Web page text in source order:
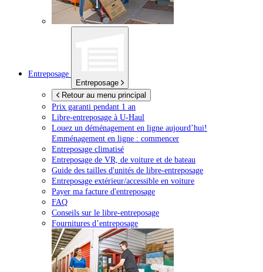
Entreposage
Entreposage
Retour au menu principal
Prix garanti pendant 1 an
Libre-entreposage à U-Haul
Louez un déménagement en ligne aujourd’hui!
Emménagement en ligne : commencer
Entreposage climatisé
Entreposage de VR, de voiture et de bateau
Guide des tailles d'unités de libre-entreposage
Entreposage extérieur/accessible en voiture
Payer ma facture d'entreposage
FAQ
Conseils sur le libre-entreposage
Fournitures d’entreposage